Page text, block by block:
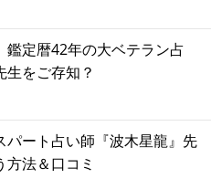
鑑定暦42年の大ベテラン占
生をご存知？
パート占い師『波木星龍』先
法＆口コミ